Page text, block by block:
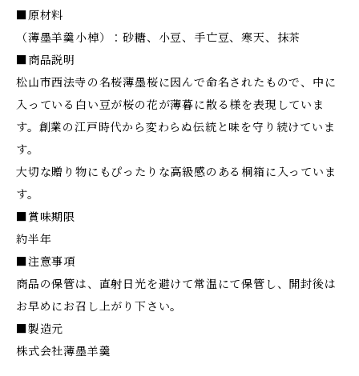
■原材料
（薄墨羊羹小棹）：砂糖、小豆、手亡豆、寒天、抹茶
■商品説明
松山市西法寺の名桜薄墨桜に因んで命名されたもので、中に
入っている白い豆が桜の花が薄暮に散る様を表現していま
す。創業の江戸時代から変わらぬ伝統と味を守り続けていま
す。
大切な贈り物にもぴったりな高級感のある桐箱に入っていま
す。
■賞味期限
約半年
■注意事項
商品の保管は、直射日光を避けて常温にて保管し、開封後は
お早めにお召し上がり下さい。
■製造元
株式会社薄墨羊羹